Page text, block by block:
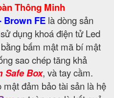
Thông Minh
Brown FE là dòng sản
dụng khoá điện tử Led
bấm mật mã bí mật
sao chép tăng khả
Safe Box, và tay cầm.
đảm bảo tài sản là hệ